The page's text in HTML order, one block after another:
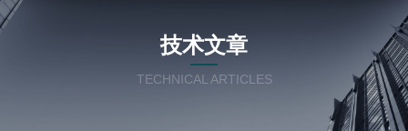
技术文章
TECHNICAL ARTICLES